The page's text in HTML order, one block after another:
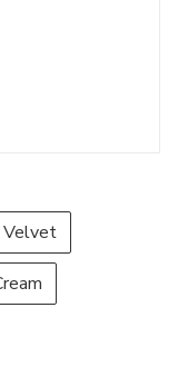
Velvet